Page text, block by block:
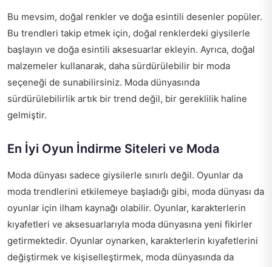
Bu mevsim, doğal renkler ve doğa esintili desenler popüler.
Bu trendleri takip etmek için, doğal renklerdeki giysilerle
başlayın ve doğa esintili aksesuarlar ekleyin. Ayrıca, doğal
malzemeler kullanarak, daha sürdürülebilir bir moda
seçeneği de sunabilirsiniz. Moda dünyasında
sürdürülebilirlik artık bir trend değil, bir gereklilik haline
gelmiştir.
En İyi Oyun İndirme Siteleri ve Moda
Moda dünyası sadece giysilerle sınırlı değil. Oyunlar da
moda trendlerini etkilemeye başladığı gibi, moda dünyası da
oyunlar için ilham kaynağı olabilir. Oyunlar, karakterlerin
kıyafetleri ve aksesuarlarıyla moda dünyasına yeni fikirler
getirmektedir. Oyunlar oynarken, karakterlerin kıyafetlerini
değiştirmek ve kişiselleştirmek, moda dünyasında da